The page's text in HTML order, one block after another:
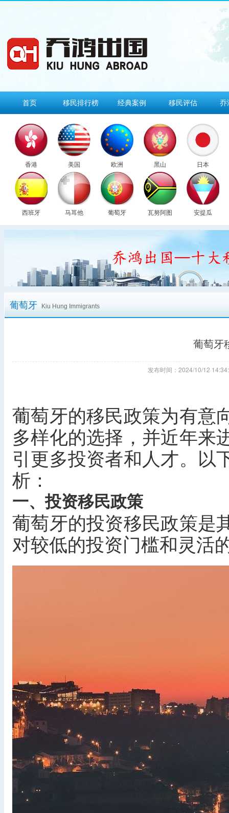
首页 移民排行榜 经典案例 移民评估 乔
香港 美国 欧洲 黑山 日本
西班牙 马耳他 葡萄牙 瓦努阿图 安提瓜
葡萄牙 Kiu Hung Immigrants
葡萄牙
发布时间：2024/10/12
葡萄牙的移民政策为有意
多样化的选择，并近年来
引更多投资者和人才。以
析：
一、投资移民政策
葡萄牙的投资移民政策是
对较低的投资门槛和灵活